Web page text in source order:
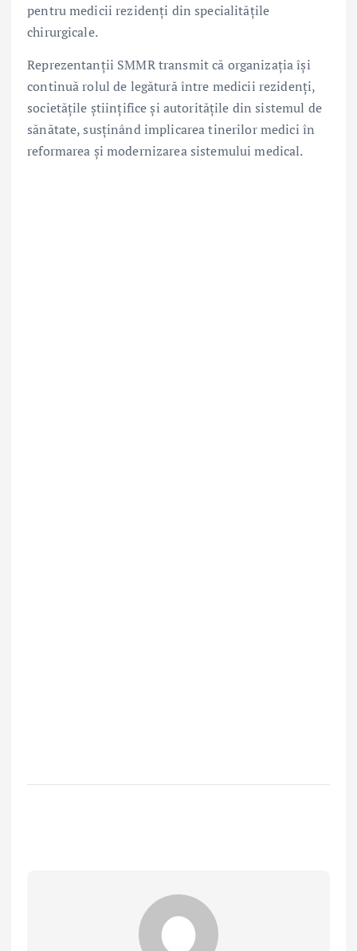
pentru medicii rezidenți din specialitățile
chirurgicale.
Reprezentanții SMMR transmit că organizația își
continuă rolul de legătură între medicii rezidenți,
societățile științifice și autoritățile din sistemul de
sănătate, susținând implicarea tinerilor medici în
reformarea și modernizarea sistemului medical.